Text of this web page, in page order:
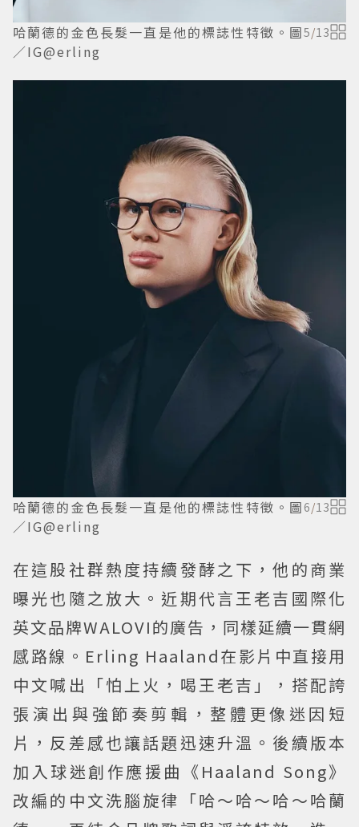
哈蘭德的金色長髮一直是他的標誌性特徵。圖
／IG@erling
5/13
哈蘭德的金色長髮一直是他的標誌性特徵。圖
／IG@erling
6/13
在這股社群熱度持續發酵之下，他的商業
曝光也隨之放大。近期代言王老吉國際化
英文品牌WALOVI的廣告，同樣延續一貫網
感路線。Erling Haaland在影片中直接用
中文喊出「怕上火，喝王老吉」，搭配誇
張演出與強節奏剪輯，整體更像迷因短
片，反差感也讓話題迅速升溫。後續版本
加入球迷創作應援曲《Haaland Song》
改編的中文洗腦旋律「哈～哈～哈～哈蘭